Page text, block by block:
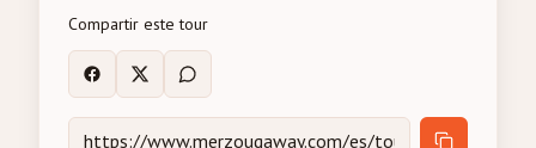
Compartir este tour